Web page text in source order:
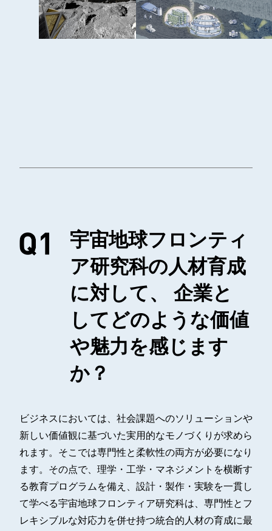
宇宙地球フロンティ
ア研究科の人材育成
に対して、
企業と
してどのような価値
や魅力を感じます
か？
ビジネスにおいては、社会課題へのソリューションや
新しい価値観に基づいた実用的なモノづくりが求めら
れます。そこでは専門性と柔軟性の両方が必要になり
ます。その点で、理学・工学・マネジメントを横断す
る教育プログラムを備え、設計・製作・実験を一貫し
て学べる宇宙地球フロンティア研究科は、専門性とフ
レキシブルな対応力を併せ持つ統合的人材の育成に最